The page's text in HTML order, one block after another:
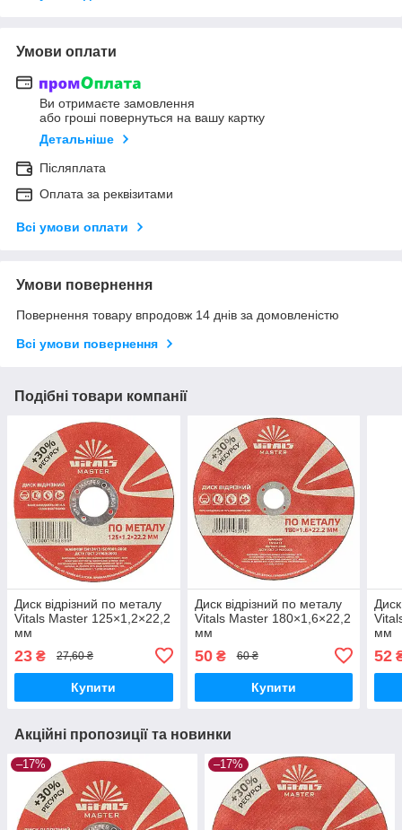
Умови оплати
Ви отримаєте замовлення
або гроші повернуться на вашу картку
Детальніше
Післяплата
Оплата за реквізитами
Всі умови оплати
Умови повернення
Повернення товару впродовж 14 днів за домовленістю
Всі умови повернення
Подібні товари компанії
Диск відрізний по металу
Vitals Master 125×1,2×22,2
мм
23 ₴ 27,60 ₴
Купити
Диск відрізний по металу
Vitals Master 180×1,6×22,2
мм
50₴ 60 ₴
Купити
мм
52
Акційні пропозиції та новинки
–17% –17%